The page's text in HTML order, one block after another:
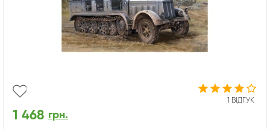
1 ВІДГУК
1 468 грн.